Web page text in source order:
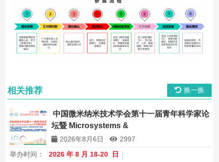
相关推荐 换一换
中国微米纳米技术学会第十一届青年科学家论
坛暨 Microsystems &
Nanoengineering2026 青年科学家研讨会
2026年8月6日
2997
举办时间：
2026 年 8 月 18-20 日